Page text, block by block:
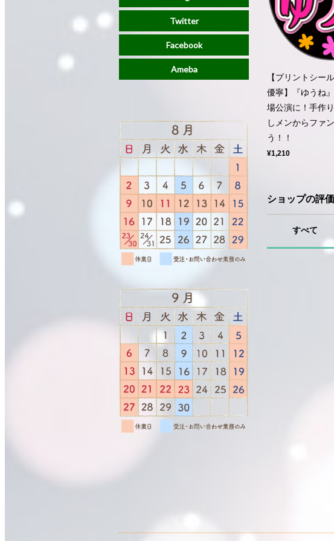
【プリントシー
優寧】『ゆうね
場公演に！手作
しメンからファ
う！！
¥1,210
ショップの評価
すべて
Twitter
Facebook
Ameba